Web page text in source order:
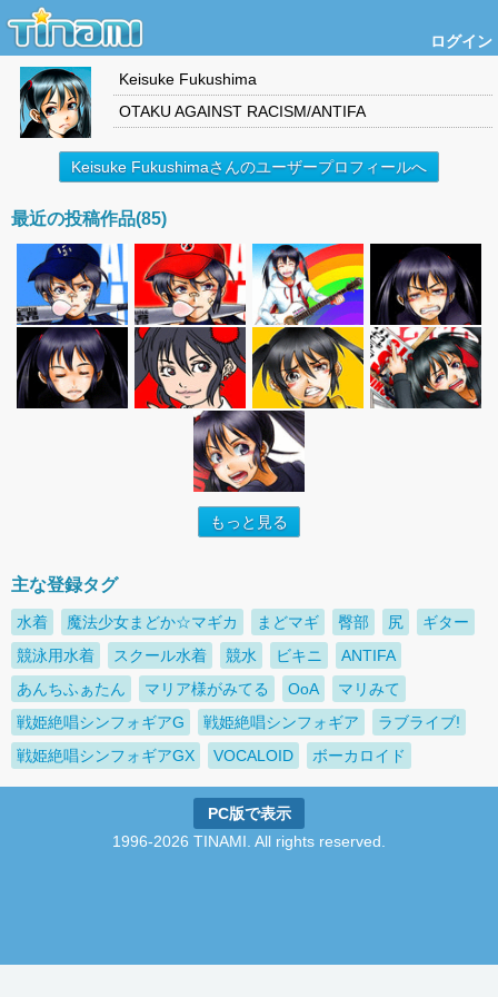
ログイン
Keisuke Fukushima
OTAKU AGAINST RACISM/ANTIFA
Keisuke Fukushimaさんのユーザープロフィールへ
最近の投稿作品(85)
もっと見る
主な登録タグ
水着 魔法少女まどか☆マギカ まどマギ 臀部 尻
ギター
競泳用水着
スクール水着 競水 ビキニ
ANTIFA
あんちふぁたん
マリア様がみてる OoA
マリみて
戦姫絶唱シンフォギアG
戦姫絶唱シンフォギア
ラブライブ!
戦姫絶唱シンフォギアGX
VOCALOID ボーカロイド
PC版で表示
1996-2026 TINAMI. All rights reserved.